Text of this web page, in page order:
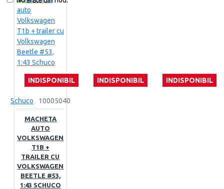
INDISPONIBIL INDISPONIBIL INDISPONIBIL
Schuco 10005040
MACHETA
AUTO
VOLKSWAGEN
T1B +
TRAILER CU
VOLKSWAGEN
BEETLE #53,
1:43 SCHUCO